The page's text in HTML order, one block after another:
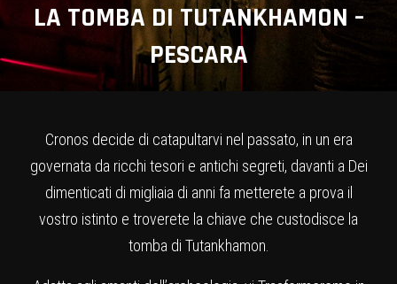
LA TOMBA DI TUTANKHAMON –
PESCARA
Cronos decide di catapultarvi nel passato, in un era
governata da ricchi tesori e antichi segreti, davanti a Dei
dimenticati di migliaia di anni fa metterete a prova il
vostro istinto e troverete la chiave che custodisce la
tomba di Tutankhamon.